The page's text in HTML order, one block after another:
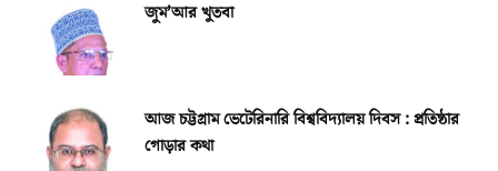
জুম’আর খুতবা
আজ চট্টগ্রাম ভেটেরিনারি বিশ্ববিদ্যালয় দিবস : প্রতিষ্ঠার
গোড়ার কথা